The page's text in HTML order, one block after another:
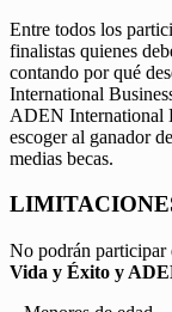
Entre todos los
finalistas quienes
contando por qué
International
ADEN International
escoger al ganador
medias becas.
No podrán participar
Vida y Éxito y